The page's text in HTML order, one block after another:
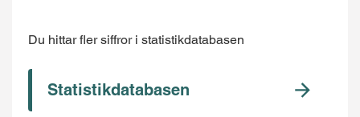
Du hittar fler siffror i statistikdatabasen
Statistikdatabasen